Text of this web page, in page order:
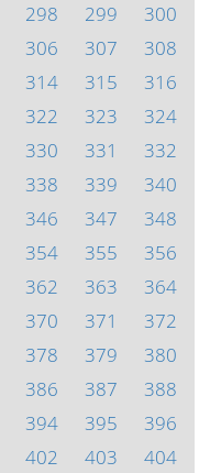
298 299
300
306 307
308
314 315
316
322 323
324
330 331
332
338 339
340
346 347
348
354 355
356
362 363
364
370 371
372
378 379
380
386 387
388
394 395
396
402 403 404